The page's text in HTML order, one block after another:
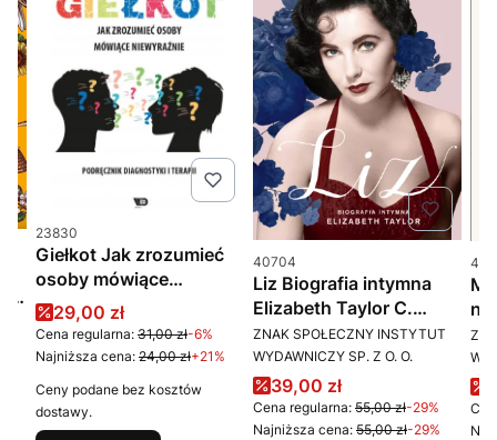
Kod produktu
23830
Giełkot Jak zrozumieć
osoby mówiące
niewyraźnie
Cena promocyjna
29,00 zł
Cena regularna: 31,00 zł-6%
Najniższa cena: 24,00 zł+21%
Ceny podane bez kosztów
dostawy.
Kod produktu
40704
Liz Biografia intymna
Elizabeth Taylor C.
David Heymann
PRODUCENT
ZNAK SPOŁECZNY INSTYTUT
WYDAWNICZY SP. Z O. O.
Cena promocyjna
39,00 zł
Cena regularna: 55,00 zł-29%
Najniższa cena: 55,00 zł-29%